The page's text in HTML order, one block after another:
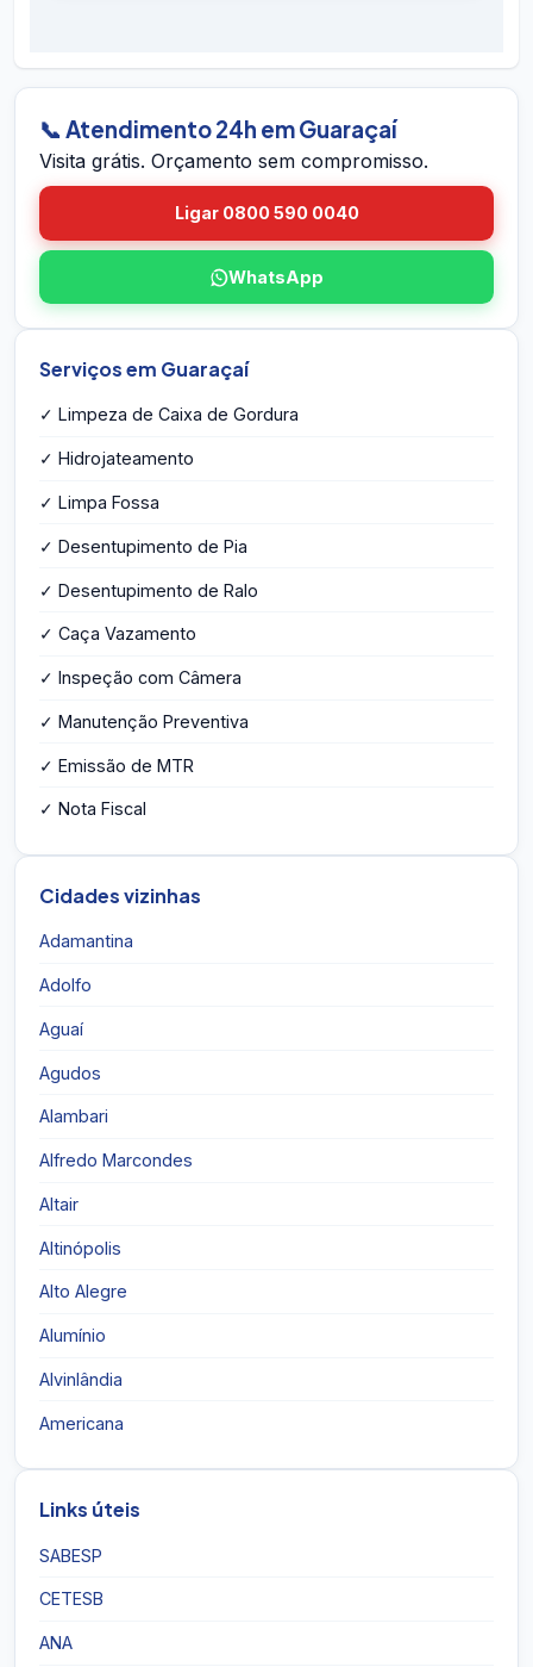
em Guaraçaí pelo site. A equipe vai até você em
Guaraçaí, avalia a caixa, mede o volume,
identifica eventuais problemas estruturais e
entrega o orçamento por escrito na hora — sem
compromisso e sem taxa de visita.
📞 Atendimento 24h em Guaraçaí
Visita grátis. Orçamento sem compromisso.
Ligar 0800 590 0040
WhatsApp
Serviços em Guaraçaí
✓ Limpeza de Caixa de Gordura
✓ Hidrojateamento
✓ Limpa Fossa
✓ Desentupimento de Pia
✓ Desentupimento de Ralo
✓ Caça Vazamento
✓ Inspeção com Câmera
✓ Manutenção Preventiva
✓ Emissão de MTR
✓ Nota Fiscal
Cidades vizinhas
Adamantina
Adolfo
Aguaí
Agudos
Alambari
Alfredo Marcondes
Altair
Altinópolis
Alto Alegre
Alumínio
Alvinlândia
Americana
Links úteis
SABESP
CETESB
ANA